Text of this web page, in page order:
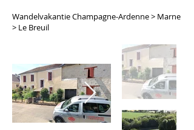
Wandelvakantie Champagne-Ardenne > Marne
> Le Breuil